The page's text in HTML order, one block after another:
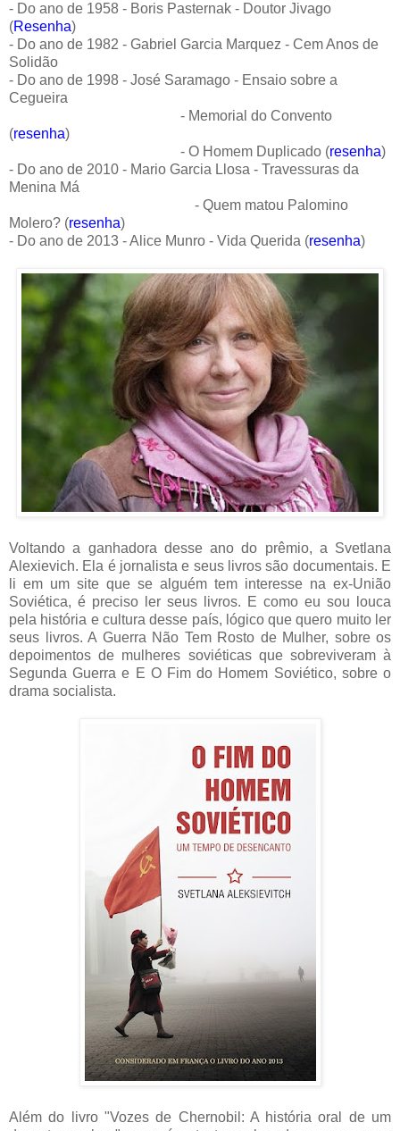
- Do ano de 1958 - Boris Pasternak - Doutor Jivago
(Resenha)
- Do ano de 1982 - Gabriel Garcia Marquez - Cem Anos de
Solidão
- Do ano de 1998 - José Saramago - Ensaio sobre a
Cegueira
- Memorial do Convento
(resenha)
- O Homem Duplicado (resenha)
- Do ano de 2010 - Mario Garcia Llosa - Travessuras da
Menina Má
- Quem matou Palomino
Molero? (resenha)
- Do ano de 2013 - Alice Munro - Vida Querida (resenha)
Voltando a ganhadora desse ano do prêmio, a Svetlana
Alexievich. Ela é jornalista e seus livros são documentais. E
li em um site que se alguém tem interesse na ex-União
Soviética, é preciso ler seus livros. E como eu sou louca
pela história e cultura desse país, lógico que quero muito ler
seus livros. A Guerra Não Tem Rosto de Mulher, sobre os
depoimentos de mulheres soviéticas que sobreviveram à
Segunda Guerra e E O Fim do Homem Soviético, sobre o
drama socialista.
Além do livro "Vozes de Chernobil: A história oral de um